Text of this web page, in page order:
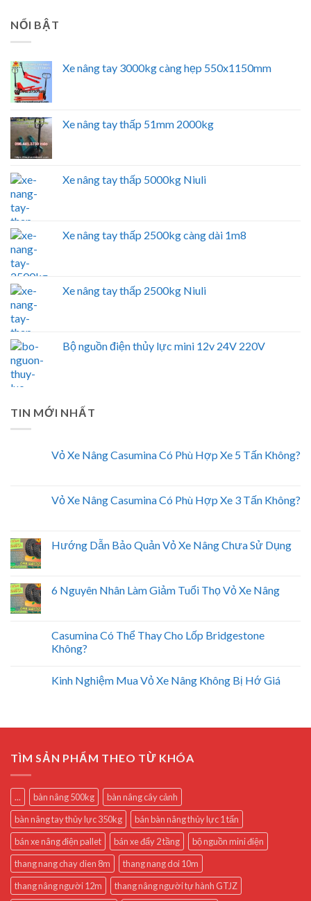
NỔI BẬT
Xe nâng tay 3000kg càng hẹp 550x1150mm
Xe nâng tay thấp 51mm 2000kg
Xe nâng tay thấp 5000kg Niuli
Xe nâng tay thấp 2500kg càng dài 1m8
Xe nâng tay thấp 2500kg Niuli
Bộ nguồn điện thủy lực mini 12v 24V 220V
TIN MỚI NHẤT
Vỏ Xe Nâng Casumina Có Phù Hợp Xe 5 Tấn Không?
Vỏ Xe Nâng Casumina Có Phù Hợp Xe 3 Tấn Không?
Hướng Dẫn Bảo Quản Vỏ Xe Nâng Chưa Sử Dụng
6 Nguyên Nhân Làm Giảm Tuổi Thọ Vỏ Xe Nâng
Casumina Có Thể Thay Cho Lốp Bridgestone
Không?
Kinh Nghiệm Mua Vỏ Xe Nâng Không Bị Hớ Giá
TÌM SẢN PHẨM THEO TỪ KHÓA
... bàn nâng 500kg
bàn nâng cây cảnh
bàn nâng tay thủy lực 350kg
bán bàn nâng thủy lực 1 tấn
bán xe nâng điện pallet
bán xe đẩy 2 tầng
bộ nguồn mini điện
thang nang chay dien 8m
thang nang doi 10m
thang nâng người 12m
thang nâng người tự hành GTJZ